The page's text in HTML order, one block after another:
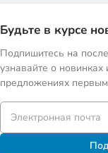
Будьте в курсе
Подпишитесь на
узнавайте о
предложениях